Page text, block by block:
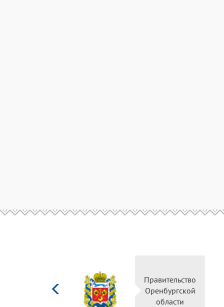
культуры
Российской
Правительство
Оренбургской
области